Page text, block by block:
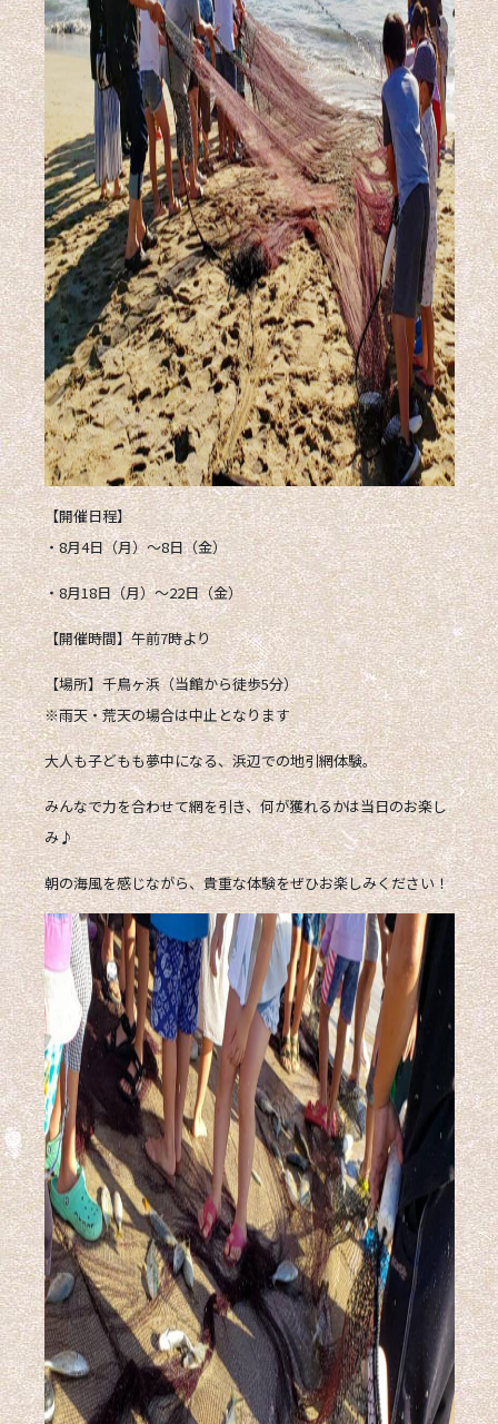
【開催日程】
・8月4日（月）〜8日（金）
・8月18日（月）〜22日（金）
【開催時間】午前7時より
【場所】千鳥ヶ浜（当館から徒歩5分）
※雨天・荒天の場合は中止となります
大人も子どもも夢中になる、浜辺での地引網体験。
みんなで力を合わせて網を引き、何が獲れるかは当日のお楽し
み♪
朝の海風を感じながら、貴重な体験をぜひお楽しみください！